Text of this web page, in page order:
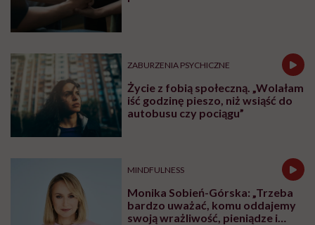
ZABURZENIA PSYCHICZNE
Życie z fobią społeczną. „Wolałam
iść godzinę pieszo, niż wsiąść do
autobusu czy pociągu”
MINDFULNESS
Monika Sobień-Górska: „Trzeba
bardzo uważać, komu oddajemy
swoją wrażliwość, pieniądze i